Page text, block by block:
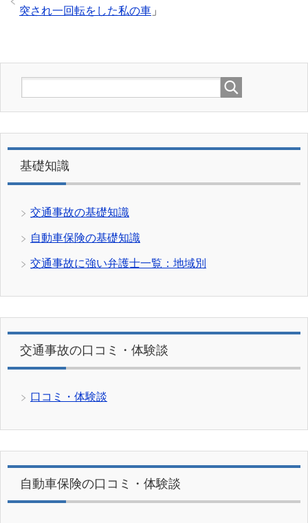
突され一回転をした私の車 」
基礎知識
交通事故の基礎知識
自動車保険の基礎知識
交通事故に強い弁護士一覧：地域別
交通事故の口コミ・体験談
口コミ・体験談
自動車保険の口コミ・体験談